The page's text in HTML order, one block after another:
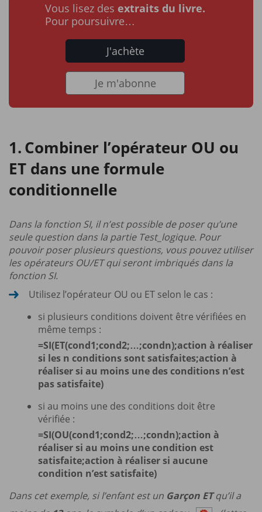
Vous lisez des extraits du livre.
Pour poursuivre…
J'achète
Je m'abonne
Combiner l’opérateur OU ou
ET dans une formule
conditionnelle
Dans la fonction SI, il n’est possible de poser qu’une
seule question dans la partie Test_logique. Pour
pouvoir poser plusieurs questions, vous pouvez utiliser
les opérateurs OU/ET qui seront imbriqués dans la
fonction SI.
Utilisez l’opérateur OU ou ET selon le cas :
si plusieurs conditions doivent être vérifiées en
même temps :
=SI(ET(cond1;cond2;…;condn);action à réaliser
si les n conditions sont satisfaites;action à
réaliser si au moins une des conditions n’est
pas satisfaite)
si au moins une des conditions doit être
vérifiée :
=SI(OU(cond1;cond2;…;condn);action à
réaliser si au moins une condition est
satisfaite;action à réaliser si aucune
condition n’est satisfaite)
Dans cet exemple, si l’enfant est un Garçon ETqu’il a